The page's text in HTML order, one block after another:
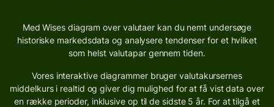
Med Wises diagram over valutaer kan du nemt undersøge
historiske markedsdata og analysere tendenser for et hvilket
som helst valutapar gennem tiden.
Vores interaktive diagrammer bruger valutakursernes
middelkurs i realtid og giver dig mulighed for at få vist data over
en række perioder, inklusive op til de sidste 5 år. For at tilgå et